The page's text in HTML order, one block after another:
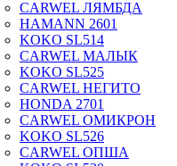
CARWEL ЛЯМБДА
HAMANN 2601
KOKO SL514
CARWEL МАЛЫК
KOKO SL525
CARWEL НЕГИТО
HONDA 2701
CARWEL ОМИКРОН
KOKO SL526
CARWEL ОПША